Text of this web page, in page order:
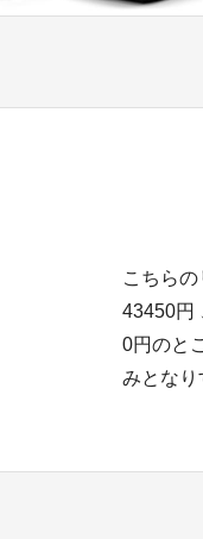
こちら
43450円
0円のと
みとなり